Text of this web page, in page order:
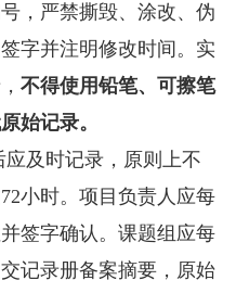
，严禁撕毁、涂改、伪
字并注明修改时间。实
不得使用铅笔、可擦笔
始记录。
及时记录，原则上不
小时。项目负责人应每
签字确认。课题组应每
记录册备案摘要，原始